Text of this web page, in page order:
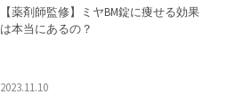
【薬剤師監修】ミヤBM錠に痩せる効果
は本当にあるの？
2023.11.10